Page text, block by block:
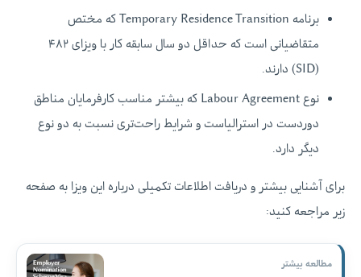
برنامه Temporary Residence Transition که مختص
متقاضیانی است که حداقل دو سال سابقه کار با ویزای ۴۸۲
(SID) دارند.
نوع Labour Agreement که بیشتر مناسب کارفرمایان مناطق
دوردست در استرالیاست و شرایط راحت‌تری نسبت به دو نوع
دیگر دارد.
برای آشنایی بیشتر و دریافت اطلاعات تکمیلی درباره این ویزا به صفحه
زیر مراجعه کنید:
مطالعه بیشتر